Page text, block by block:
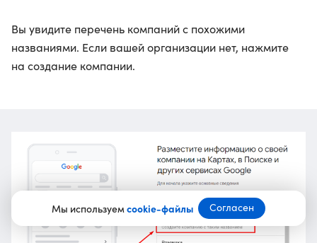
Мы используемcookie-файлы Согласен
Вы увидите перечень компаний с похожими
названиями. Если вашей организации нет, нажмите
на создание компании.